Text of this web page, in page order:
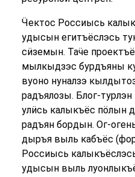
Ӵектос Россиысь
удысын егитъёслэсь
сӥземын. Таӵе
мылкыдзэс бурдъяны
вуоно нуналзэ
радъялозы. Блог-
улӥсь калыкъёс пӧлын
радъян бордын. Ог-
дыръя выль кабъёс
Россиысь
удысын выль